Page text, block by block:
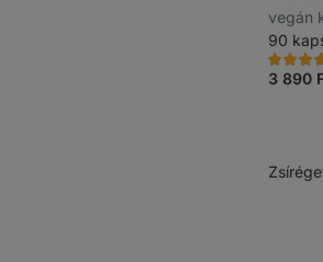
vegán
90
4.2/5,
12
3 890